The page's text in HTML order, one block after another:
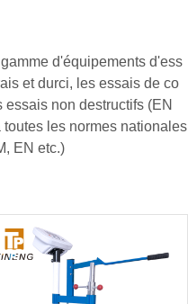
d'équipements d'ess
et durci, les essais de co
non destructifs (EN
les normes nationales
EN etc.)